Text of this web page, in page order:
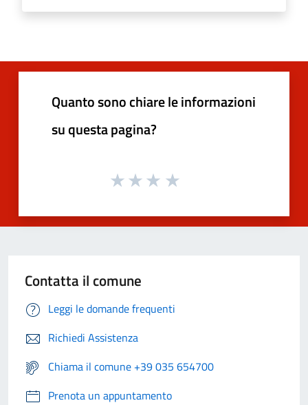
Quanto sono chiare le informazioni
su questa pagina?
Contatta il comune
Leggi le domande frequenti
Richiedi Assistenza
Chiama il comune +39 035 654700
Prenota un appuntamento